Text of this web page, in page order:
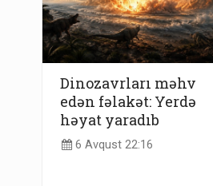
Dinozavrları məhv
edən fəlakət: Yerdə
həyat yaradıb
6 Avqust 22:16